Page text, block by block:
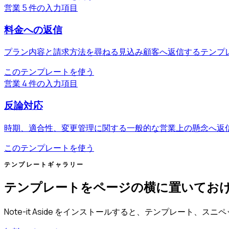
営業 5 件の入力項目
料金への返信
プラン内容と請求方法を尋ねる見込み顧客へ返信するテンプ
このテンプレートを使う
営業 4 件の入力項目
反論対応
時期、適合性、変更管理に関する一般的な営業上の懸念へ
このテンプレートを使う
テンプレートギャラリー
テンプレートをページの横に置いてお
Note-it Aside をインストールすると、テンプレート、スニ